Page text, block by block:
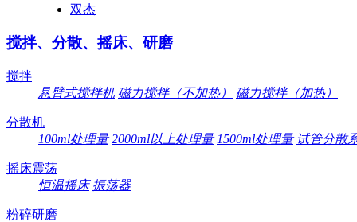
双杰
搅拌、分散、摇床、研磨
搅拌
悬臂式搅拌机 磁力搅拌（不加热） 磁力搅拌（加热）
分散机
100ml处理量 2000ml以上处理量 1500ml处理量 试管分散
摇床震荡
恒温摇床 振荡器
粉碎研磨